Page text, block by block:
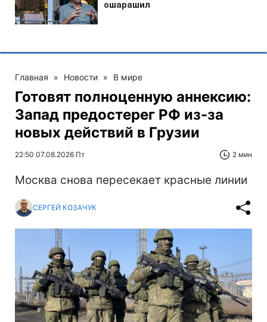
Главная » Новости » В мире
Готовят полноценную аннексию:
Запад предостерег РФ из-за
новых действий в Грузии
22:50 07.08.2026 Пт 2 мин
Москва снова пересекает красные линии
СЕРГЕЙ КОЗАЧУК